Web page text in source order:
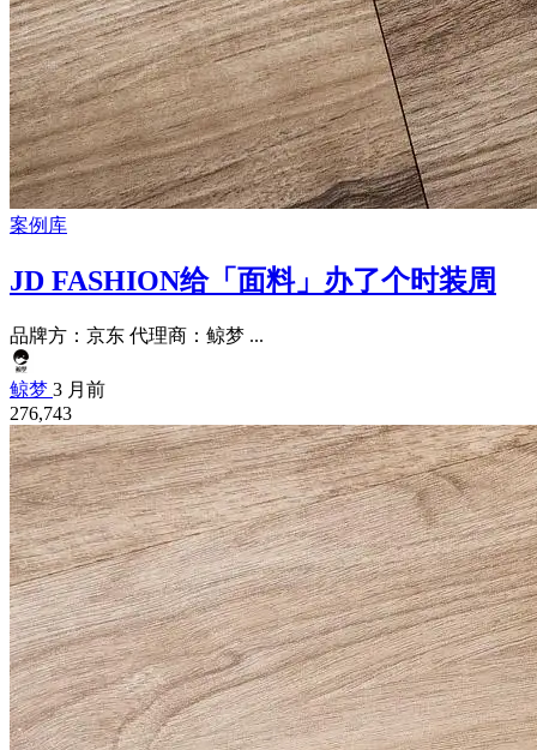
案例库
JD FASHION给「面料」办了个时装周
品牌方：京东 代理商：鲸梦 ...
鲸梦 3 月前
276,743